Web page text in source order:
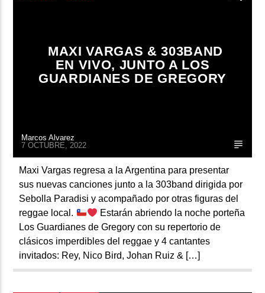
MAXI VARGAS & 303BAND
EN VIVO, JUNTO A LOS
GUARDIANES DE GREGORY
Marcos Alvarez
7 OCTUBRE, 2022
​Maxi Vargas regresa a la Argentina para presentar
sus nuevas canciones junto a la 303band dirigida por
Sebolla Paradisi y acompañado por otras figuras del
reggae local.
Estarán abriendo la noche porteña
Los Guardianes de Gregory con su repertorio de
clásicos imperdibles del reggae y 4 cantantes
invitados: Rey, Nico Bird, Johan Ruiz & […]